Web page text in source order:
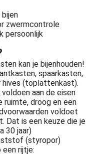
zwermcontrole
persoonlijk
kan je bijenhouden!
spaarkasten,
(toplattenkast).
aan de eisen
ruimte, droog en een
voldoet
Dat is een keuze die je
30 jaar)
(styropor)
een rijtje: